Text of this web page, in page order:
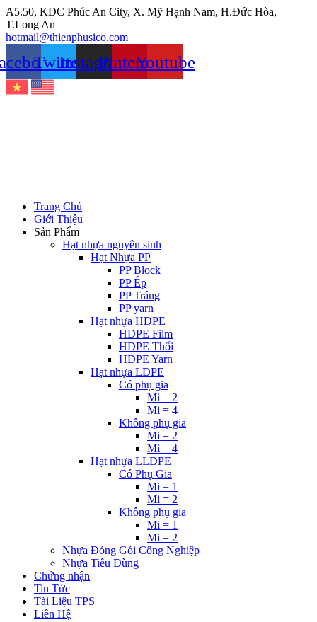
Chuyển
đến
nội
A5.50, KDC Phúc An City, X. Mỹ Hạnh Nam, H.Đức Hòa,
T.Long An
hotmail@thienphusico.com
TwitterInstagramPinterestYoutube
Trang Chủ
Giới Thiệu
Sản Phẩm
Hạt nhựa nguyên sinh
Hạt Nhựa PP
PP Block
PP Ép
PP Tráng
PP yarn
Hạt nhựa HDPE
HDPE Film
HDPE Thổi
HDPE Yarn
Hạt nhựa LDPE
Có phụ gia
Mi = 2
Mi = 4
Không phụ gia
Mi = 2
Mi = 4
Hạt nhựa LLDPE
Có Phụ Gia
Mi = 1
Mi = 2
Không phụ gia
Mi = 1
Mi = 2
Nhựa Đóng Gói Công Nghiệp
Nhựa Tiêu Dùng
Chứng nhận
Tin Tức
Tài Liệu TPS
Liên Hệ